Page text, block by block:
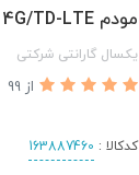
مودم 4G/TD-LTE هوآوی مدل E5785-320a Cat7 LTE
یکسال گارانتی شرکتی
از 99
کدکالا : 163887460